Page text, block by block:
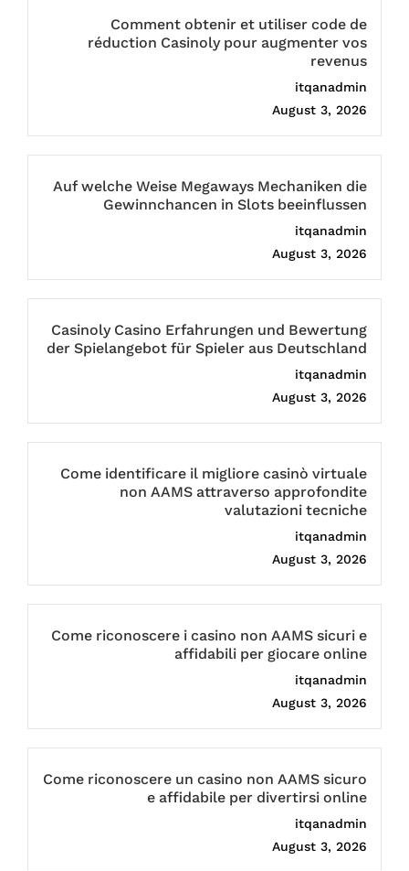
Comment obtenir et utiliser code de
réduction Casinoly pour augmenter vos
revenus
itqanadmin
August 3, 2026
Auf welche Weise Megaways Mechaniken die
Gewinnchancen in Slots beeinflussen
itqanadmin
August 3, 2026
Casinoly Casino Erfahrungen und Bewertung
der Spielangebot für Spieler aus Deutschland
itqanadmin
August 3, 2026
Come identificare il migliore casinò virtuale
non AAMS attraverso approfondite
valutazioni tecniche
itqanadmin
August 3, 2026
Come riconoscere i casino non AAMS sicuri e
affidabili per giocare online
itqanadmin
August 3, 2026
Come riconoscere un casino non AAMS sicuro
e affidabile per divertirsi online
itqanadmin
August 3, 2026